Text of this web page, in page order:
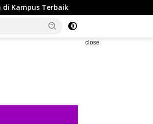
5 Rekomendasi Powerbank
close